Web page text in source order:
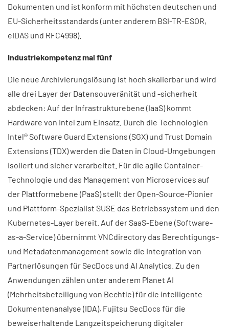
Dokumenten und ist konform mit höchsten deutschen und
EU-Sicherheitsstandards (unter anderem BSI-TR-ESOR,
eIDAS und RFC4998).
Industriekompetenz mal fünf
Die neue Archivierungslösung ist hoch skalierbar und wird
alle drei Layer der Datensouveränität und -sicherheit
abdecken: Auf der Infrastrukturebene (IaaS) kommt
Hardware von Intel zum Einsatz. Durch die Technologien
Intel® Software Guard Extensions (SGX) und Trust Domain
Extensions (TDX) werden die Daten in Cloud-Umgebungen
isoliert und sicher verarbeitet. Für die agile Container-
Technologie und das Management von Microservices auf
der Plattformebene (PaaS) stellt der Open-Source-Pionier
und Plattform-Spezialist SUSE das Betriebssystem und den
Kubernetes-Layer bereit. Auf der SaaS-Ebene (Software-
as-a-Service) übernimmt VNCdirectory das Berechtigungs-
und Metadatenmanagement sowie die Integration von
Partnerlösungen für SecDocs und AI Analytics. Zu den
Anwendungen zählen unter anderem Planet AI
(Mehrheitsbeteiligung von Bechtle) für die intelligente
Dokumentenanalyse (IDA), Fujitsu SecDocs für die
beweiserhaltende Langzeitspeicherung digitaler